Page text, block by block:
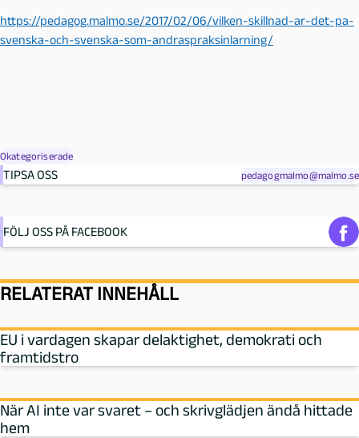
https://pedagog.malmo.se/2017/02/06/vilken-skillnad-ar-det-pa-
svenska-och-svenska-som-andraspraksinlarning/
Okategoriserade
TIPSA OSS pedagogmalmo@malmo.se
FÖLJ OSS PÅ FACEBOOK
RELATERAT INNEHÅLL
EU i vardagen skapar delaktighet, demokrati och
framtidstro
När AI inte var svaret – och skrivglädjen ändå hittade
hem